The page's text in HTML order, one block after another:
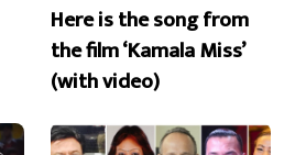
Here is the song from
the film ‘Kamala Miss’
(with video)